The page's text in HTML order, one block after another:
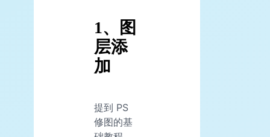
1、图
层添
加
提到 PS
修图的基